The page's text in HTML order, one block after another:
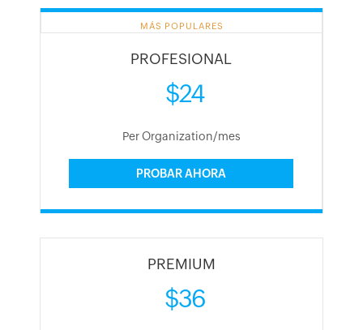
PROFESIONAL
MÁS POPULARES
$24
Per Organization/mes
PROBAR AHORA
PREMIUM
$36